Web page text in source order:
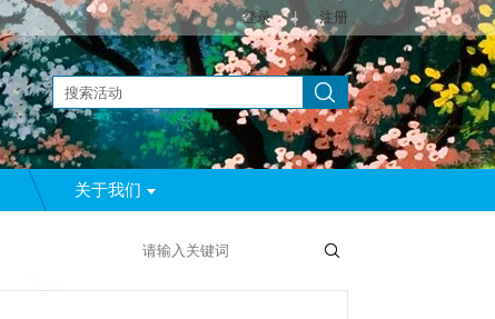
登录 | 注册
关于我们